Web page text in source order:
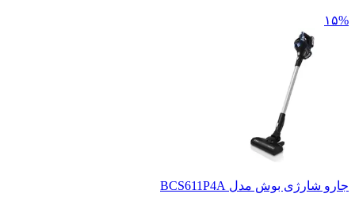
۱۵%
جارو شارژی بوش مدل BCS611P4A